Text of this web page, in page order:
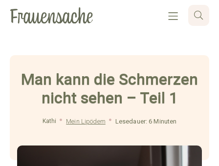
Man kann die Schmerzen
nicht sehen – Teil 1
Kathi Mein Lipödem Lesedauer: 6 Minuten